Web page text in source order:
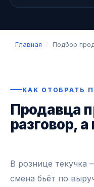
Главная / Подбор
КАК ОТОБРАТЬ
Продавца
разговор,
В рознице текучка
смена бьёт по